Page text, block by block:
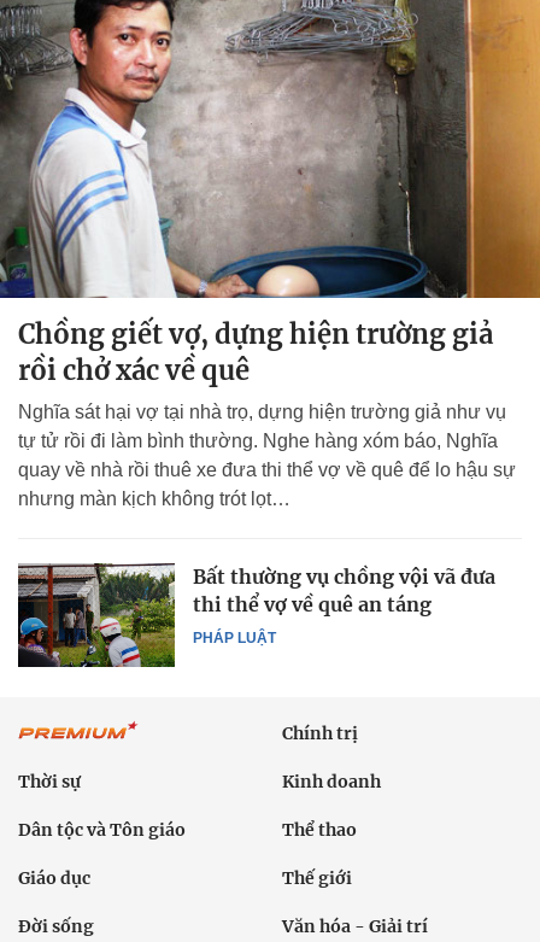
Chồng giết vợ, dựng hiện trường giả
rồi chở xác về quê
Nghĩa sát hại vợ tại nhà trọ, dựng hiện trường giả như vụ
tự tử rồi đi làm bình thường. Nghe hàng xóm báo, Nghĩa
quay về nhà rồi thuê xe đưa thi thể vợ về quê để lo hậu sự
nhưng màn kịch không trót lọt…
PHÁP LUẬT
Bất thường vụ chồng vội vã đưa
thi thể vợ về quê an táng
Chính trị
Thời sự Kinh doanh
Dân tộc và Tôn giáo Thể thao
Giáo dục Thế giới
Đời sống Văn hóa - Giải trí